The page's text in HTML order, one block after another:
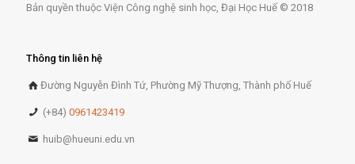
Bản quyền thuộc Viện Công nghệ sinh học, Đại Học Huế © 2018
Thông tin liên hệ
Đường Nguyễn Đình Tứ, Phường Mỹ Thượng, Thành phố Huế
(+84)0961423419
huib@hueuni.edu.vn